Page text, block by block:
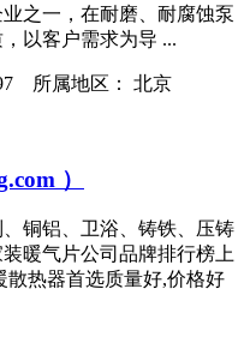
之一，在耐磨、耐腐蚀泵
以客户需求为导 ...
所属地区： 北京
）
铜铝、卫浴、铸铁、压铸
暖气片公司品牌排行榜上
散热器首选质量好,价格好